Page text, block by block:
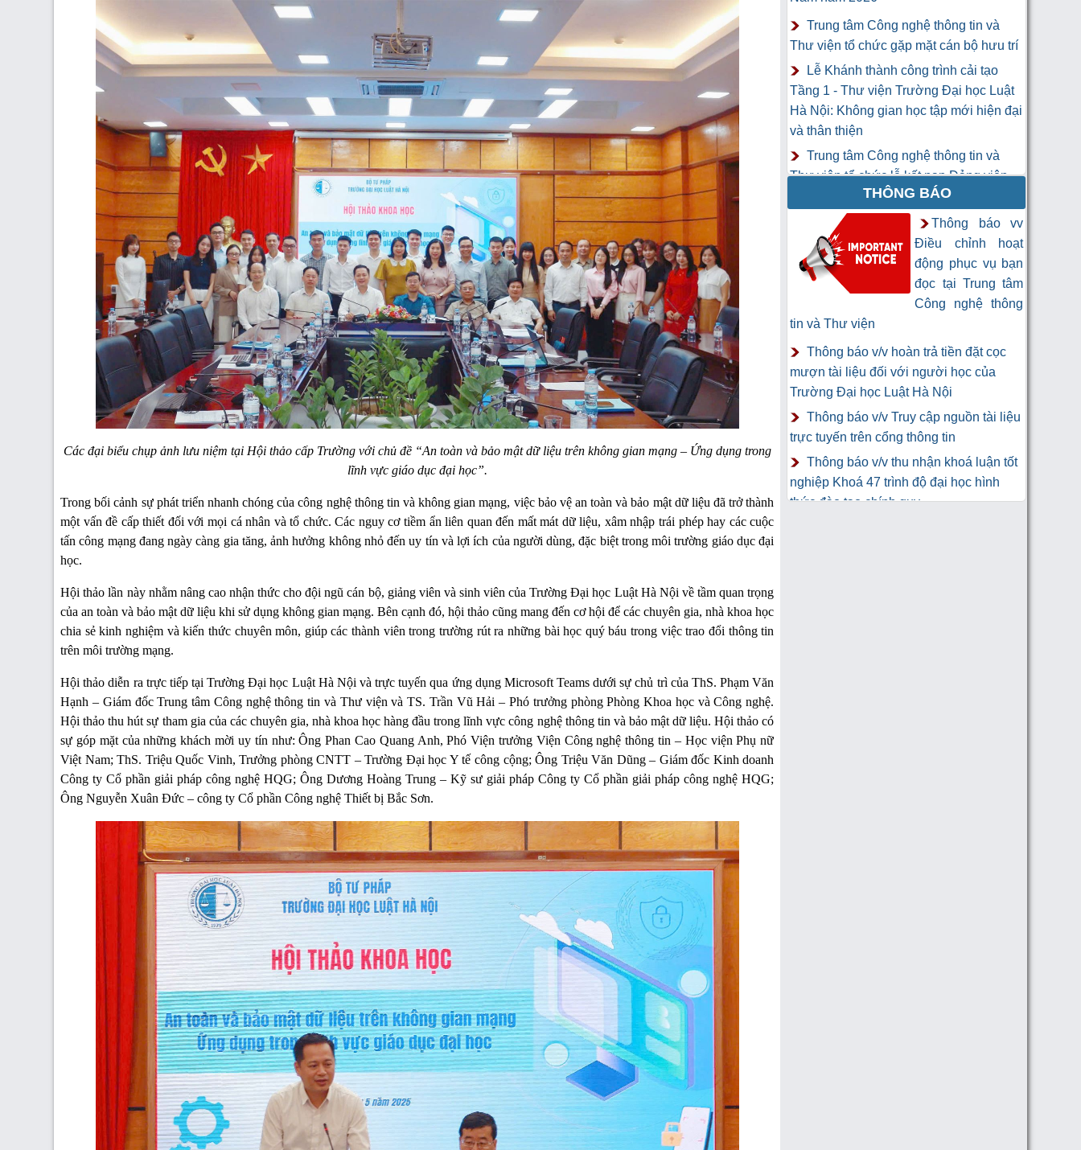
Các đại biểu chụp ảnh lưu niệm tại Hội thảo cấp Trường với chủ đề “An toàn và bảo mật dữ liệu trên không gian mạng – Ứng dụng trong
lĩnh vực giáo dục đại học”.
Trong bối cảnh sự phát triển nhanh chóng của công nghệ thông tin và không gian mạng, việc bảo vệ an toàn và bảo mật dữ liệu đã trở thành
một vấn đề cấp thiết đối với mọi cá nhân và tổ chức. Các nguy cơ tiềm ẩn liên quan đến mất mát dữ liệu, xâm nhập trái phép hay các cuộc
tấn công mạng đang ngày càng gia tăng, ảnh hưởng không nhỏ đến uy tín và lợi ích của người dùng, đặc biệt trong môi trường giáo dục đại
học.
Hội thảo lần này nhằm nâng cao nhận thức cho đội ngũ cán bộ, giảng viên và sinh viên của Trường Đại học Luật Hà Nội về tầm quan trọng
của an toàn và bảo mật dữ liệu khi sử dụng không gian mạng. Bên cạnh đó, hội thảo cũng mang đến cơ hội để các chuyên gia, nhà khoa học
chia sẻ kinh nghiệm và kiến thức chuyên môn, giúp các thành viên trong trường rút ra những bài học quý báu trong việc trao đổi thông tin
trên môi trường mạng.
Hội thảo diễn ra trực tiếp tại Trường Đại học Luật Hà Nội và trực tuyến qua ứng dụng Microsoft Teams dưới sự chủ trì của ThS. Phạm Văn
Hạnh – Giám đốc Trung tâm Công nghệ thông tin và Thư viện và TS. Trần Vũ Hải – Phó trưởng phòng Phòng Khoa học và Công nghệ.
Hội thảo thu hút sự tham gia của các chuyên gia, nhà khoa học hàng đầu trong lĩnh vực công nghệ thông tin và bảo mật dữ liệu. Hội thảo có
sự góp mặt của những khách mời uy tín như: Ông Phan Cao Quang Anh, Phó Viện trưởng Viện Công nghệ thông tin – Học viện Phụ nữ
Việt Nam; ThS. Triệu Quốc Vinh, Trưởng phòng CNTT – Trường Đại học Y tế công cộng; Ông Triệu Văn Dũng – Giám đốc Kinh doanh
Công ty Cổ phần giải pháp công nghệ HQG; Ông Dương Hoàng Trung – Kỹ sư giải pháp Công ty Cổ phần giải pháp công nghệ HQG;
Ông Nguyễn Xuân Đức – công ty Cổ phần Công nghệ Thiết bị Bắc Sơn.
Trung tâm Công nghệ thông tin và
Thư viện tổ chức gặp mặt cán bộ hưu trí
Lễ Khánh thành công trình cải tạo
Tầng 1 - Thư viện Trường Đại học Luật
Hà Nội: Không gian học tập mới hiện đại
và thân thiện
Trung tâm Công nghệ thông tin và
Thư viện tổ chức lễ kết nạp Đảng viên
Khai mạc Khóa học “Trí tuệ nhân tạo
cho chuyên gia thông tin và thư viện”
THÔNG BÁO
Thông báo vv
Điều chỉnh hoạt
động phục vụ bạn
đọc tại Trung tâm
Công nghệ thông
tin và Thư viện
Thông báo v/v hoàn trả tiền đặt cọc
mượn tài liệu đối với người học của
Trường Đại học Luật Hà Nội
Thông báo v/v Truy cập nguồn tài liệu
trực tuyến trên cổng thông tin
Thông báo v/v thu nhận khoá luận tốt
nghiệp Khoá 47 trình độ đại học hình
thức đào tạo chính quy